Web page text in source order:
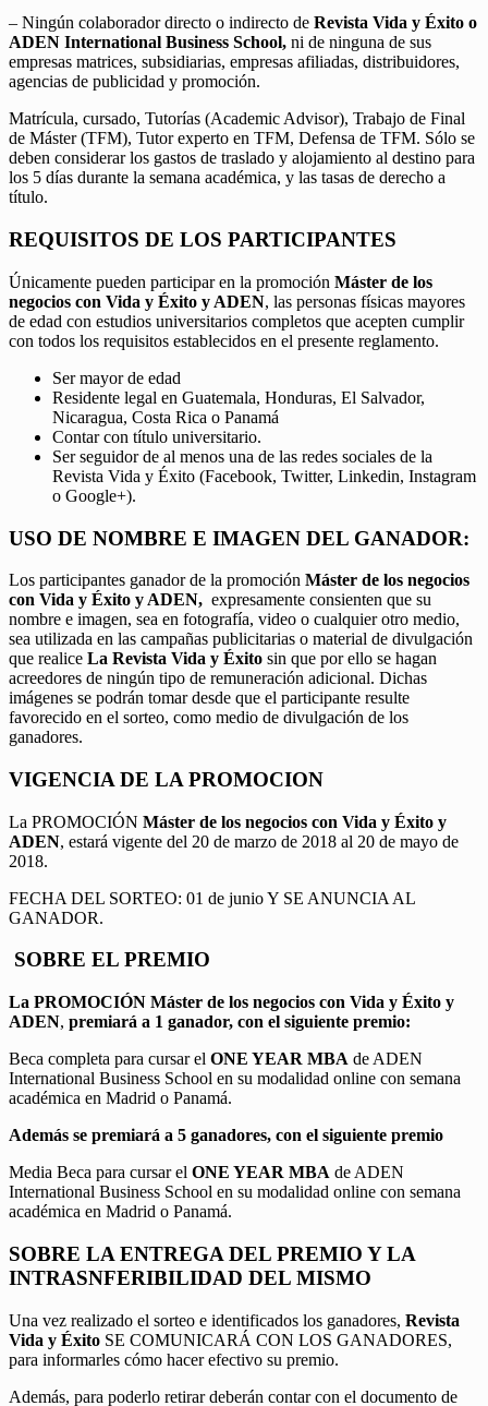
– Ningún colaborador directo o indirecto de Revista Vida y Éxito o
ADEN International Business School, ni de ninguna de sus
empresas matrices, subsidiarias, empresas afiliadas, distribuidores,
agencias de publicidad y promoción.
Matrícula, cursado, Tutorías (Academic Advisor), Trabajo de Final
de Máster (TFM), Tutor experto en TFM, Defensa de TFM. Sólo se
deben considerar los gastos de traslado y alojamiento al destino para
los 5 días durante la semana académica, y las tasas de derecho a
título.
REQUISITOS DE LOS PARTICIPANTES
Únicamente pueden participar en la promoción Máster de los
negocios con Vida y Éxito y ADEN, las personas físicas mayores
de edad con estudios universitarios completos que acepten cumplir
con todos los requisitos establecidos en el presente reglamento.
Ser mayor de edad
Residente legal en Guatemala, Honduras, El Salvador,
Nicaragua, Costa Rica o Panamá
Contar con título universitario.
Ser seguidor de al menos una de las redes sociales de la
Revista Vida y Éxito (Facebook, Twitter, Linkedin, Instagram
o Google+).
USO DE NOMBRE E IMAGEN DEL GANADOR:
Los participantes ganador de la promoción Máster de los negocios
con Vida y Éxito y ADEN, expresamente consienten que su
nombre e imagen, sea en fotografía, video o cualquier otro medio,
sea utilizada en las campañas publicitarias o material de divulgación
que realice La Revista Vida y Éxito sin que por ello se hagan
acreedores de ningún tipo de remuneración adicional. Dichas
imágenes se podrán tomar desde que el participante resulte
favorecido en el sorteo, como medio de divulgación de los
ganadores.
VIGENCIA DE LA PROMOCION
La PROMOCIÓN Máster de los negocios con Vida y Éxito y
ADEN, estará vigente del 20 de marzo de 2018 al 20 de mayo de
2018.
FECHA DEL SORTEO: 01 de junio Y SE ANUNCIA AL
GANADOR.
SOBRE EL PREMIO
La PROMOCIÓN Máster de los negocios con Vida y Éxito y
ADEN, premiará a 1 ganador, con el siguiente premio:
Beca completa para cursar el ONE YEAR MBA de ADEN
International Business School en su modalidad online con semana
académica en Madrid o Panamá.
Además se premiará a 5 ganadores, con el siguiente premio
Media Beca para cursar el ONE YEAR MBA de ADEN
International Business School en su modalidad online con semana
académica en Madrid o Panamá.
SOBRE LA ENTREGA DEL PREMIO Y LA
INTRASNFERIBILIDAD DEL MISMO
Una vez realizado el sorteo e identificados los ganadores, Revista
Vida y Éxito SE COMUNICARÁ CON LOS GANADORES,
para informarles cómo hacer efectivo su premio.
Además, para poderlo retirar deberán contar con el documento de